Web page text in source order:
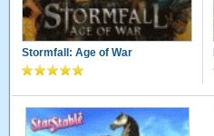
Stormfall: Age of War